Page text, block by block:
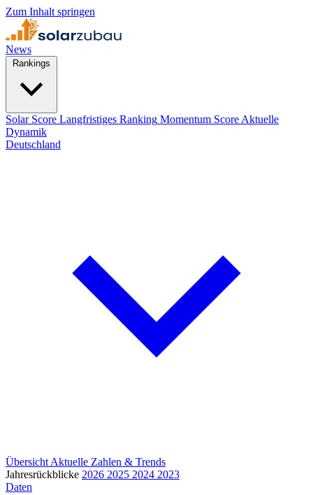
Zum Inhalt springen
News
Solar Score Langfristiges Ranking Momentum Score Aktuelle
Dynamik
Deutschland
Übersicht Aktuelle Zahlen & Trends
Jahresrückblicke 2026 2025 2024 2023
Daten